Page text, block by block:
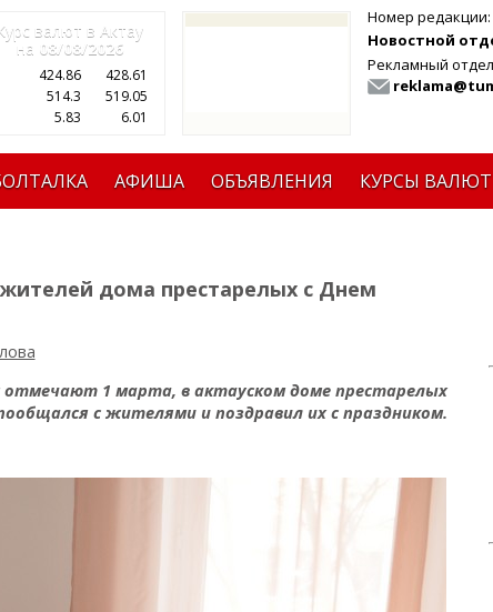
Курс валют в Актау
на 08/08/2026
424.86
428.61
514.3
519.05
5.83
6.01
Номер редакции:
Новостной
Рекламный
АФИША ОБЪЯВЛЕНИЯ КУРСЫ ВАЛЮТ
дома престарелых с Днем
1 марта, в актауском доме престарелых
с жителями и поздравил их с праздником.